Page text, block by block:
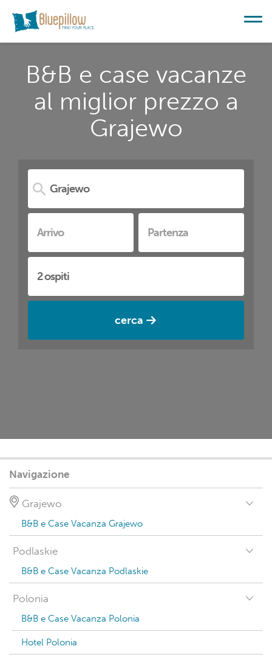
B&B e case vacanze
al miglior prezzo a
Grajewo
cerca
Navigazione
Grajewo
B&B e Case Vacanza Grajewo
Podlaskie
B&B e Case Vacanza Podlaskie
Polonia
B&B e Case Vacanza Polonia
Hotel Polonia